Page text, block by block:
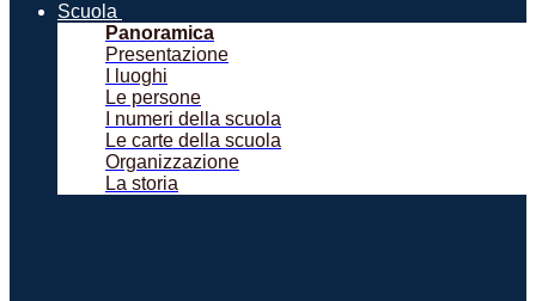
Scuola
Panoramica
Presentazione
I luoghi
Le persone
I numeri della scuola
Le carte della scuola
Organizzazione
La storia